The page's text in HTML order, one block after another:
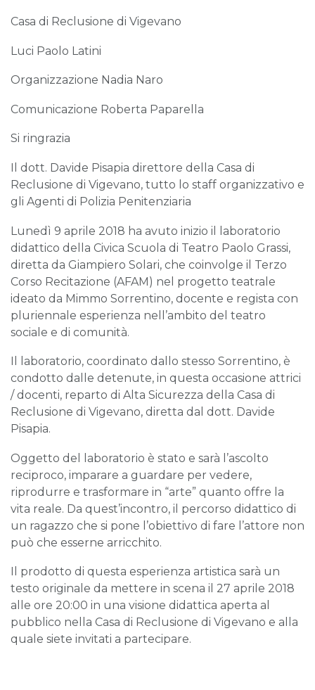
Casa di Reclusione di Vigevano
Luci Paolo Latini
Organizzazione Nadia Naro
Comunicazione Roberta Paparella
Si ringrazia
Il dott. Davide Pisapia direttore della Casa di
Reclusione di Vigevano, tutto lo staff organizzativo e
gli Agenti di Polizia Penitenziaria
Lunedì 9 aprile 2018 ha avuto inizio il laboratorio
didattico della Civica Scuola di Teatro Paolo Grassi,
diretta da Giampiero Solari, che coinvolge il Terzo
Corso Recitazione (AFAM) nel progetto teatrale
ideato da Mimmo Sorrentino, docente e regista con
pluriennale esperienza nell’ambito del teatro
sociale e di comunità.
Il laboratorio, coordinato dallo stesso Sorrentino, è
condotto dalle detenute, in questa occasione attrici
/ docenti, reparto di Alta Sicurezza della Casa di
Reclusione di Vigevano, diretta dal dott. Davide
Pisapia.
Oggetto del laboratorio è stato e sarà l’ascolto
reciproco, imparare a guardare per vedere,
riprodurre e trasformare in “arte” quanto offre la
vita reale. Da quest’incontro, il percorso didattico di
un ragazzo che si pone l’obiettivo di fare l’attore non
può che esserne arricchito.
Il prodotto di questa esperienza artistica sarà un
testo originale da mettere in scena il 27 aprile 2018
alle ore 20:00 in una visione didattica aperta al
pubblico nella Casa di Reclusione di Vigevano e alla
quale siete invitati a partecipare.